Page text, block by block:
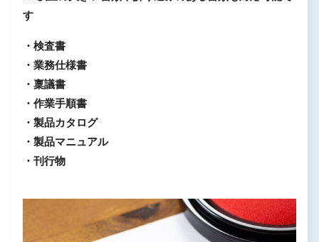
す
・検査書
・業務仕様書
・稟議書
・作業手順書
・製品カタログ
・製品マニュアル
・刊行物